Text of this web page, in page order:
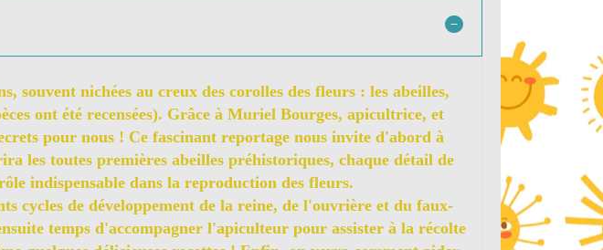
nichées au creux des corolles des fleurs : les abeilles,
ont été recensées). Grâce à Muriel Bourges, apicultrice, et
pour nous ! Ce fascinant reportage nous invite d'abord à
les toutes premières abeilles préhistoriques, chaque détail de
indispensable dans la reproduction des fleurs.
cycles de développement de la reine, de l'ouvrière et du faux-
temps d'accompagner l'apiculteur pour assister à la récolte